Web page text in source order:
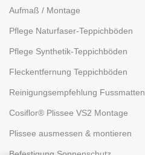
Aufmaß / Montage
Pflege Naturfaser-Teppichböden
Pflege Synthetik-Teppichböden
Fleckentfernung Teppichböden
Reinigungsempfehlung Fussmatten
Cosiflor® Plissee VS2 Montage
Plissee ausmessen & montieren